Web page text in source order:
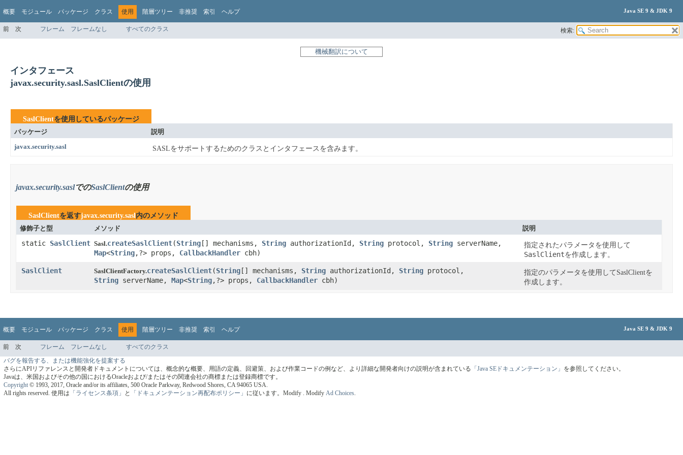
概要 モジュール パッケージ クラス 使用 階層ツリー 非推奨 索引 ヘルプ Java SE 9 & JDK 9
前 次 フレーム フレームなし すべてのクラス 検索:
機械翻訳について
インタフェース
javax.security.sasl.SaslClientの使用
SaslClientを使用しているパッケージ
パッケージ
説明
javax.security.sasl
SASLをサポートするためのクラスとインタフェースを含みます。
javax.security.saslでのSaslClientの使用
SaslClientを返すjavax.security.sasl内のメソッド
修飾子と型
メソッド 説明
static SaslClient Sasl.createSaslClient​(String [] mechanisms, String authorizationId, String protocol, String serverName,
Map<String,?> props, CallbackHandler cbh)
指定されたパラメータを使用して
SaslClientを作成します。
SaslClient SaslClientFactory.createSaslClient​(String [] mechanisms, String authorizationId, String protocol,
String serverName, Map<String,?> props, CallbackHandler cbh)
指定のパラメータを使用してSaslClientを
作成します。
概要 モジュール パッケージ クラス 使用 階層ツリー 非推奨 索引 ヘルプ Java SE 9 & JDK 9
前 次 フレーム フレームなし すべてのクラス
バグを報告する、または機能強化を提案する
さらにAPIリファレンスと開発者ドキュメントについては、概念的な概要、用語の定義、回避策、および作業コードの例など、より詳細な開発者向けの説明が含まれている 「Java SEドキュメンテーション」 を参照してください。
Javaは、米国およびその他の国におけるOracleおよび/またはその関連会社の商標または登録商標です。
Copyright © 1993, 2017, Oracle and/or its affiliates, 500 Oracle Parkway, Redwood Shores, CA 94065 USA.
All rights reserved. 使用は 「ライセンス条項」 と 「ドキュメンテーション再配布ポリシー」 に従います。 Modify . Modify Ad Choices